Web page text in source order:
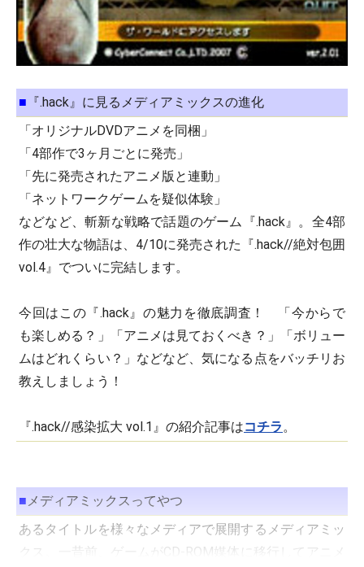
■ 『.hack』に見るメディアミックスの進化
「オリジナルDVDアニメを同梱」
「4部作で3ヶ月ごとに発売」
「先に発売されたアニメ版と連動」
「ネットワークゲームを疑似体験」
などなど、斬新な戦略で話題のゲーム『.hack』。全4部
作の壮大な物語は、4/10に発売された『.hack//絶対包囲
vol.4』でついに完結します。
今回はこの『.hack』の魅力を徹底調査！ 「今からで
も楽しめる？」「アニメは見ておくべき？」「ボリュー
ムはどれくらい？」などなど、気になる点をバッチリお
教えしましょう！
『.hack//感染拡大 vol.1』の紹介記事はコチラ。
■メディアミックスってやつ
あるタイトルを様々なメディアで展開するメディアミッ
クス。一昔前、ゲームがCD-ROM媒体に移行してアニメ